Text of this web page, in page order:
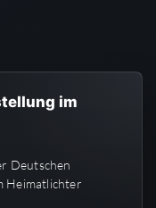
im
Deutschen
Heimatlichter